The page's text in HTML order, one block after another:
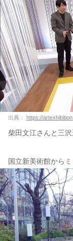
出典： https://
柴田文江さんと三
国立新美術館から